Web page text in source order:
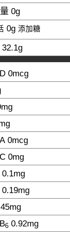
0g
0g 添加糖
32.1g
0mcg
mg
0mcg
0mg
0.1mg
0.19mg
mg
6 0.92mg